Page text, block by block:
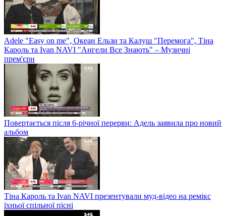
Adele "Easy on me", Океан Ельзи та Калуш "Перемога", Тіна
Кароль та Ivan NAVI "Ангели Все Знають" – Музичні
прем'єри
Повертається після 6-річної перерви: Адель заявила про новий
альбом
Тіна Кароль та Ivan NAVI презентували муд-відео на ремікс
їхньої спільної пісні